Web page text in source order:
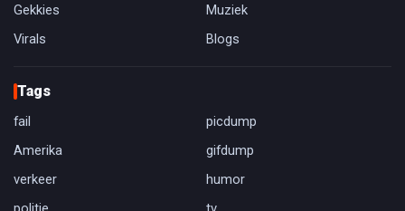
Gekkies
Muziek
Virals
Blogs
Tags
fail
picdump
Amerika
gifdump
verkeer
humor